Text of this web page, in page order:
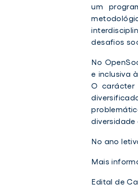
um
desafios
No
e inclusiva
O carácter
No ano
Mais
Edital de